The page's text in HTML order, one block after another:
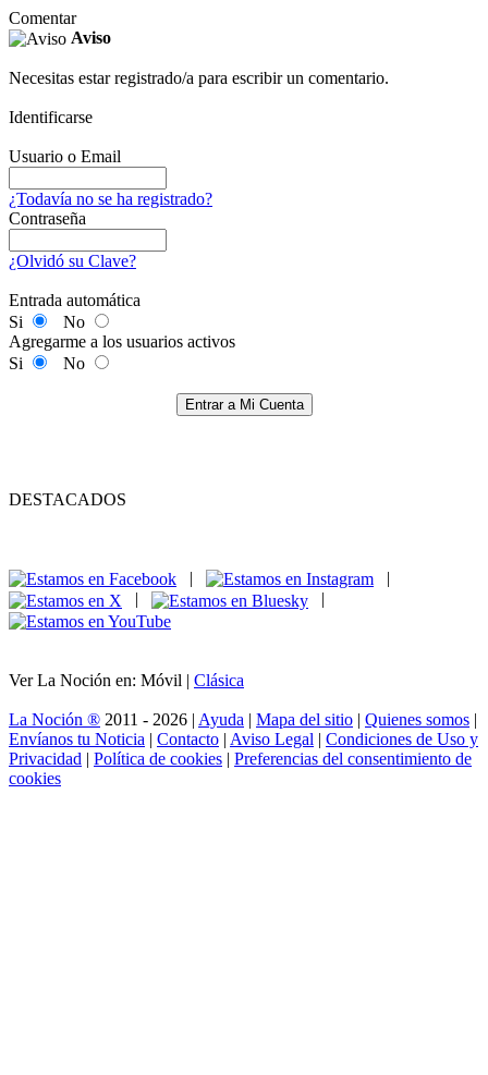
Comentar
Aviso
Necesitas estar registrado/a para escribir un comentario.
Identificarse
Usuario o Email
¿Todavía no se ha registrado?
Contraseña
¿Olvidó su Clave?
Entrada automática
Si
No
Agregarme a los usuarios activos
Si
No
Entrar a Mi Cuenta
DESTACADOS
|
|
|
|
Ver La Noción en: Móvil | Clásica
La Noción ® 2011 - 2026 | Ayuda | Mapa del sitio | Quienes somos |
Envíanos tu Noticia | Contacto | Aviso Legal | Condiciones de Uso y
Privacidad | Política de cookies | Preferencias del consentimiento de
cookies